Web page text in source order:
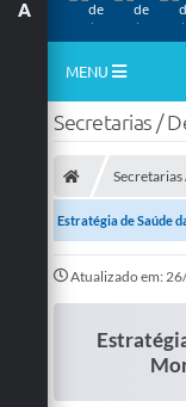
MENU
Inicio
A Nossa Cidade
A Prefeitura
Departamentos
A
Secretarias /
Estratégia de Saúde
Atualizado em: